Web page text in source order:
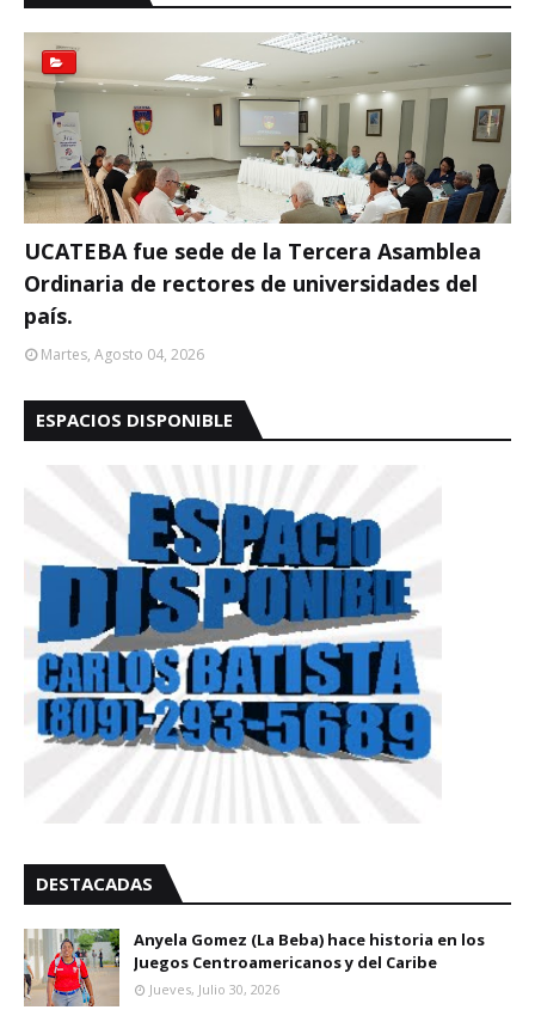
UCATEBA fue sede de la Tercera Asamblea
Ordinaria de rectores de universidades del
país.
Martes, Agosto 04, 2026
ESPACIOS DISPONIBLE
DESTACADAS
Anyela Gomez (La Beba) hace historia en los
Juegos Centroamericanos y del Caribe
Jueves, Julio 30, 2026